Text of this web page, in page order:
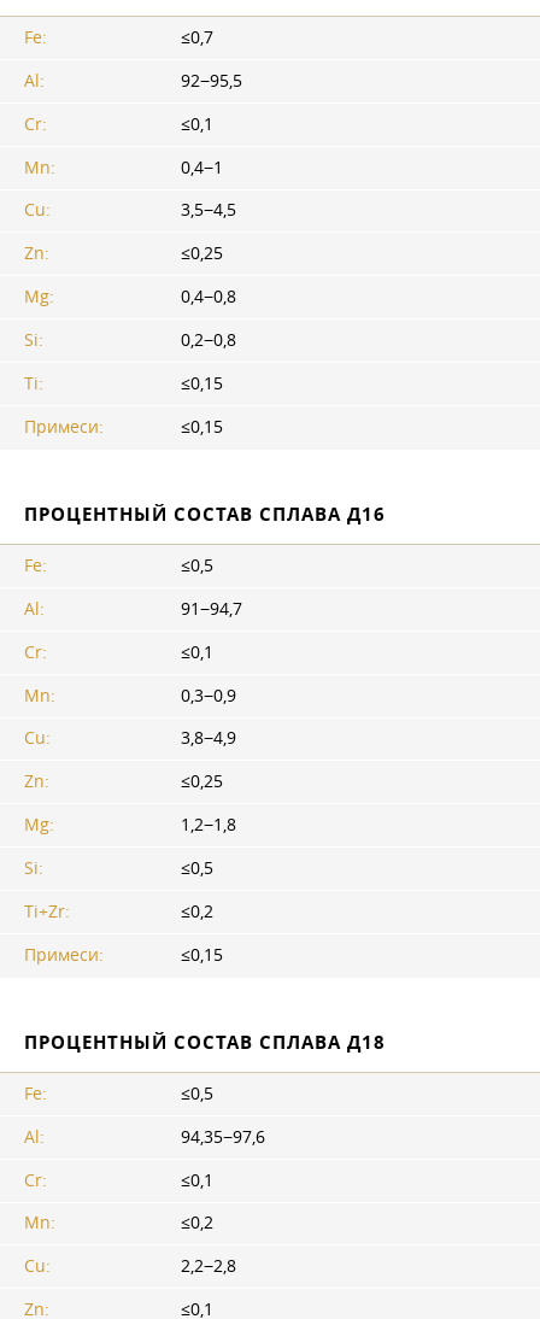
Fe:
≤0,7
Al:
92−95,5
Cr:
≤0,1
Mn:
0,4−1
Cu:
3,5−4,5
Zn:
≤0,25
Mg:
0,4−0,8
Si:
0,2−0,8
Ti:
≤0,15
Примеси:
≤0,15
ПРОЦЕНТНЫЙ СОСТАВ СПЛАВА Д16
Fe:
≤0,5
Al:
91−94,7
Cr:
≤0,1
Mn:
0,3−0,9
Cu:
3,8−4,9
Zn:
≤0,25
Mg:
1,2−1,8
Si:
≤0,5
Ti+Zr:
≤0,2
Примеси:
≤0,15
ПРОЦЕНТНЫЙ СОСТАВ СПЛАВА Д18
Fe:
≤0,5
Al:
94,35−97,6
Cr:
≤0,1
Mn:
≤0,2
Cu:
2,2−2,8
Zn:
≤0,1